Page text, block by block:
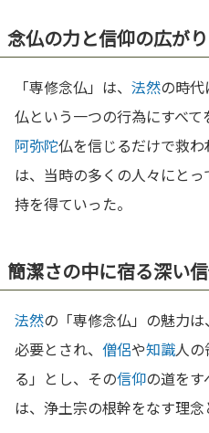
念仏の力と信仰の広がり
「専修念仏」は、 法然の時代
仏という一つの行為にすべて
阿弥陀仏を信じるだけで救
は、当時の多くの人々にとっ
持を得ていった。
簡潔さの中に宿る深い
法然の「専修念仏」の魅力
必要とされ、 僧侶や知識人の
る」とし、その信仰の道をす
は、浄土宗の根幹をなす理